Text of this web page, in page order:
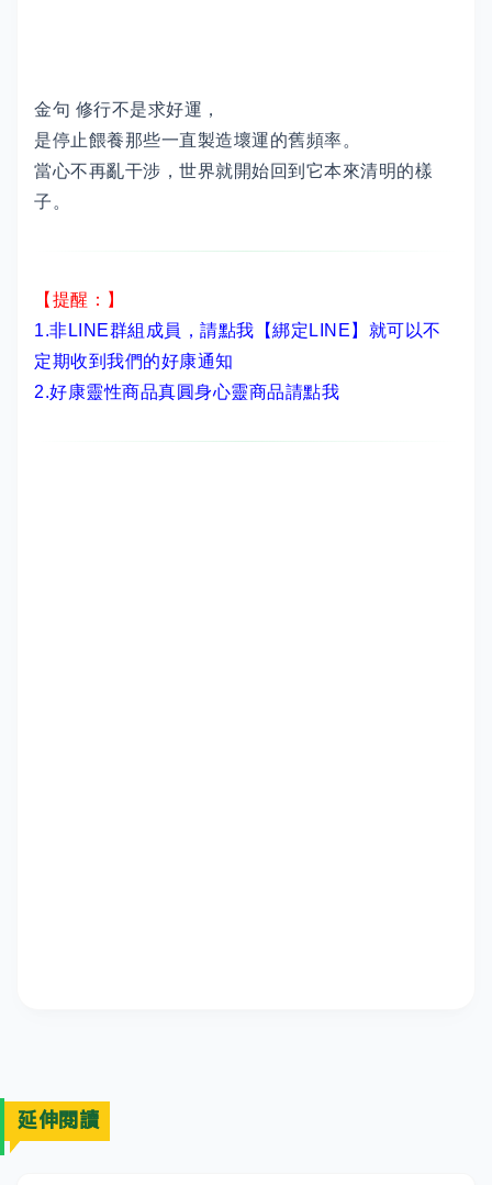
金句 修行不是求好運，
是停止餵養那些一直製造壞運的舊頻率。
當心不再亂干涉，世界就開始回到它本來清明的樣
子。
【提醒：】
1.非LINE群組成員， 請點我【綁定LINE】 就可以不
定期收到我們的好康通知
2.好康靈性商品真圓身心靈商品請點我
延伸閱讀